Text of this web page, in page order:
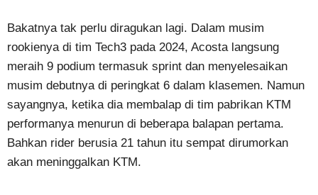
Bakatnya tak perlu diragukan lagi. Dalam musim
rookienya di tim Tech3 pada 2024, Acosta langsung
meraih 9 podium termasuk sprint dan menyelesaikan
musim debutnya di peringkat 6 dalam klasemen. Namun
sayangnya, ketika dia membalap di tim pabrikan KTM
performanya menurun di beberapa balapan pertama.
Bahkan rider berusia 21 tahun itu sempat dirumorkan
akan meninggalkan KTM.